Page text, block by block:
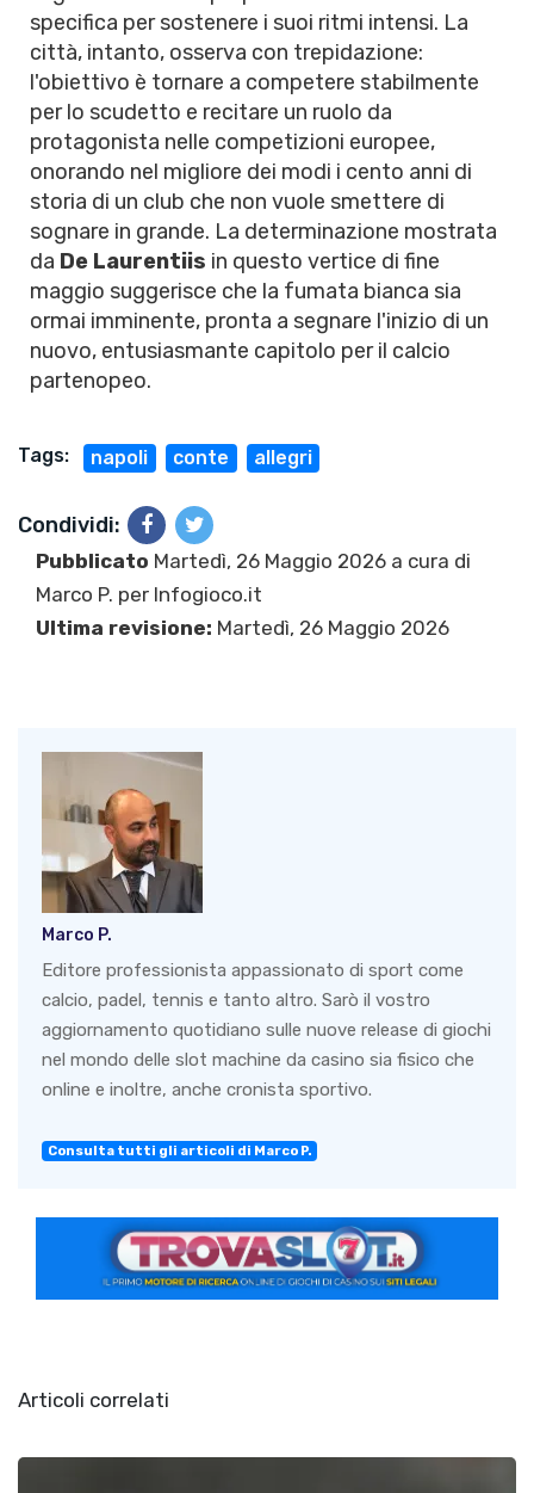
specifica per sostenere i suoi ritmi intensi. La
città, intanto, osserva con trepidazione:
l'obiettivo è tornare a competere stabilmente
per lo scudetto e recitare un ruolo da
protagonista nelle competizioni europee,
onorando nel migliore dei modi i cento anni di
storia di un club che non vuole smettere di
sognare in grande. La determinazione mostrata
da De Laurentiis in questo vertice di fine
maggio suggerisce che la fumata bianca sia
ormai imminente, pronta a segnare l'inizio di un
nuovo, entusiasmante capitolo per il calcio
partenopeo.
Tags: napoli conte allegri
Condividi:
Pubblicato Martedì, 26 Maggio 2026 a cura di
Marco P. per Infogioco.it
Ultima revisione: Martedì, 26 Maggio 2026
Marco P.
Editore professionista appassionato di sport come
calcio, padel, tennis e tanto altro. Sarò il vostro
aggiornamento quotidiano sulle nuove release di giochi
nel mondo delle slot machine da casino sia fisico che
online e inoltre, anche cronista sportivo.
Consulta tutti gli articoli di Marco P.
Articoli correlati